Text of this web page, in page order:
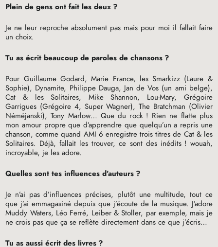
Plein de gens ont fait les deux ?
Je ne leur reproche absolument pas mais pour moi il fallait faire
un choix.
Tu as écrit beaucoup de paroles de chansons ?
Pour Guillaume Godard, Marie France, les Smarkizz (Laure &
Sophie), Dynamite, Philippe Dauga, Jan de Vos (un ami belge),
Cat & les Solitaires, Mike Shannon, Lou-Mary, Grégoire
Garrigues (Grégoire 4, Super Wagner), The Bratchman (Olivier
Néméjanski), Tony Marlow… Que du rock ! Rien ne flatte plus
mon amour propre que d’apprendre que quelqu’un a repris une
chanson, comme quand AMI 6 enregistre trois titres de Cat & les
Solitaires. Déjà, fallait les trouver, ce sont des inédits ! wouah,
incroyable, je les adore.
Quelles sont tes influences d’auteurs ?
Je n’ai pas d’influences précises, plutôt une multitude, tout ce
que j’ai emmagasiné depuis que j’écoute de la musique. J’adore
Muddy Waters, Léo Ferré, Leiber & Stoller, par exemple, mais je
ne crois pas que ça se reflète directement dans ce que j’écris…
Tu as aussi écrit des livres ?